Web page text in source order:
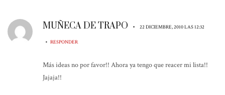
MUÑECA DE TRAPO • 22 DICIEMBRE, 2010 LAS 12:32
• RESPONDER
Más ideas no por favor!! Ahora ya tengo que reacer mi lista!!
Jajaja!!